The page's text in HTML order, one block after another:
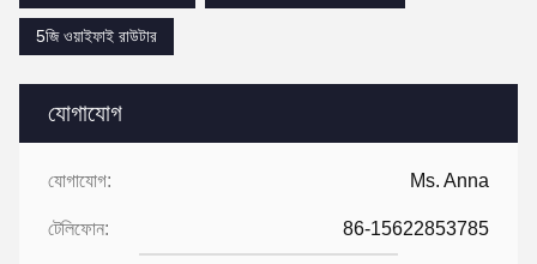
যোগাযোগ
যোগাযোগ: Ms. Anna
টেলিফোন: 86-15622853785
5জি ওয়াইফাই রাউটার